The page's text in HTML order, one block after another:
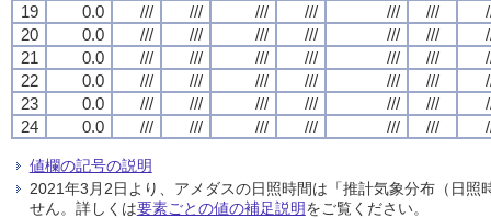
19
0.0 /// /// /// /// /// ///
20
0.0 /// /// /// /// /// ///
21
0.0 /// /// /// /// /// ///
22
0.0 /// /// /// /// /// ///
23
0.0 /// /// /// /// /// ///
24
0.0 /// /// /// /// /// ///
値欄の記号の説明
2021年3月2日より、アメダスの日照時間は「推計気象分布（日
せん。詳しくは要素ごとの値の補足説明をご覧ください。